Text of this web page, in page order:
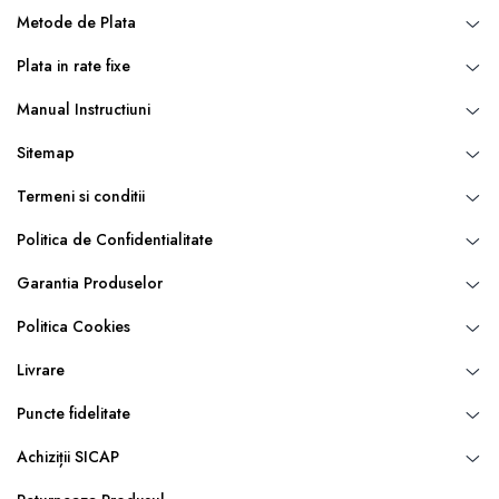
ABSOLUT SIGUR
Fluierul pentru caini este fabricat din otel inoxidabil 304, iar
frecventele cu ultrasunete atrag atentia cainilor fara a le afecta
Metode de Plata
Plata in rate fixe
Manual Instructiuni
Sitemap
Termeni si conditii
Politica de Confidentialitate
Garantia Produselor
Politica Cookies
Livrare
Puncte fidelitate
Achiziții SICAP